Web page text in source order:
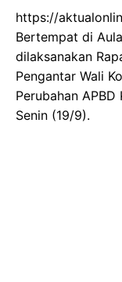
https://
Bertempat di
dilaksanakan
Pengantar Wali
Perubahan
Senin (19/9).